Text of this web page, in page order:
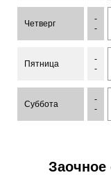
Четверг
-
-
Пятница
-
-
Суббота
-
-
Заочное